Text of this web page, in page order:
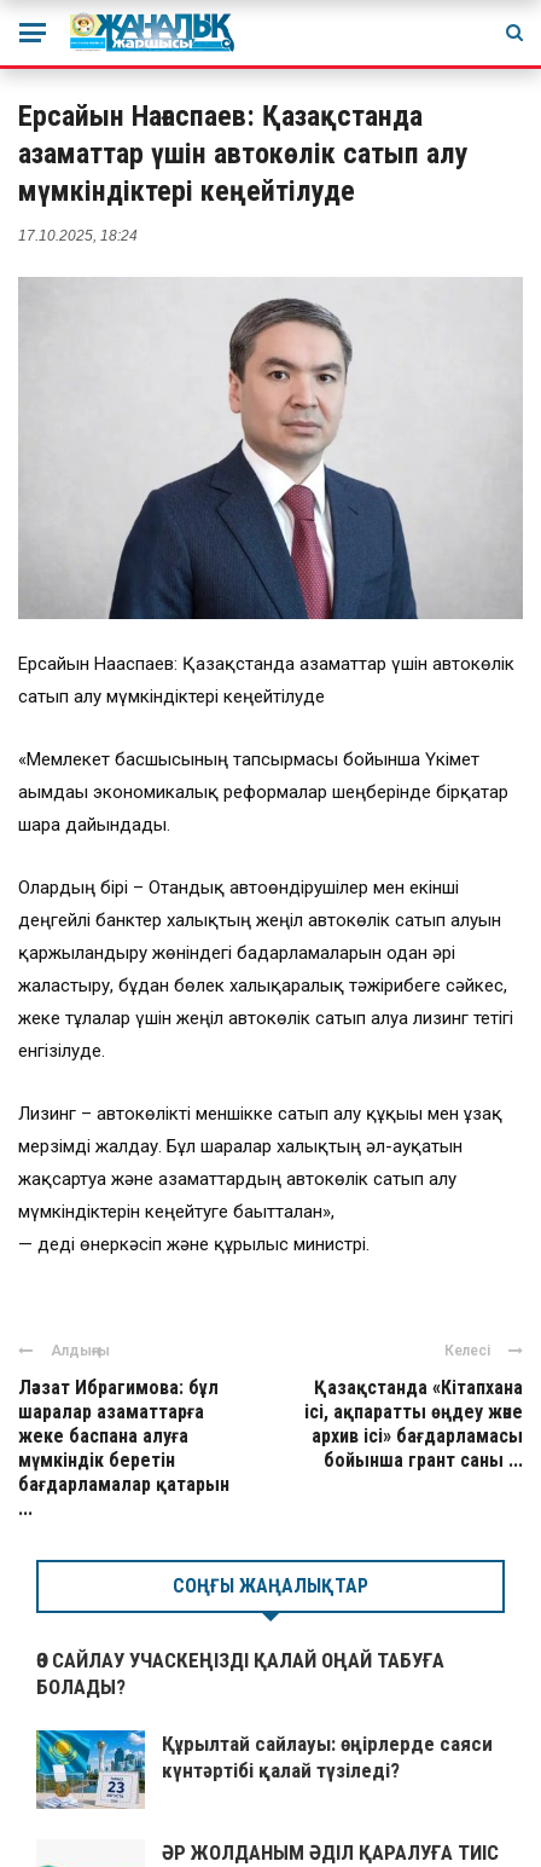
Ерсайын Нағаспаев: Қазақстанда
азаматтар үшін автокөлік сатып алу
мүмкіндіктері кеңейтілуде
17.10.2025, 18:24
Ерсайын Нағаспаев: Қазақстанда азаматтар үшін автокөлік
сатып алу мүмкіндіктері кеңейтілуде
«Мемлекет басшысының тапсырмасы бойынша Үкімет
ағымдағы экономикалық реформалар шеңберінде бірқатар
шара дайындады.
Олардың бірі – Отандық автоөндірушілер мен екінші
деңгейлі банктер халықтың жеңіл автокөлік сатып алуын
қаржыландыру жөніндегі бағдарламаларын одан әрі
жалғастыру, бұдан бөлек халықаралық тәжірибеге сәйкес,
жеке тұлғалар үшін жеңіл автокөлік сатып алуға лизинг тетігі
енгізілуде.
Лизинг – автокөлікті меншікке сатып алу құқығы мен ұзақ
мерзімді жалдау. Бұл шаралар халықтың әл-ауқатын
жақсартуға және азаматтардың автокөлік сатып алу
мүмкіндіктерін кеңейтуге бағытталған»,
— деді өнеркәсіп және құрылыс министрі.
Алдыңғы
Ләззат Ибрагимова: бұл
шаралар азаматтарға
жеке баспана алуға
мүмкіндік беретін
бағдарламалар қатарын
...
Келесі
Қазақстанда «Кітапхана
ісі, ақпаратты өңдеу және
архив ісі» бағдарламасы
бойынша грант саны ...
СОҢҒЫ ЖАҢАЛЫҚТАР
ӨЗ САЙЛАУ УЧАСКЕҢІЗДІ ҚАЛАЙ ОҢАЙ ТАБУҒА
БОЛАДЫ?
Құрылтай сайлауы: өңірлерде саяси
күнтәртібі қалай түзіледі?
ӘР ЖОЛДАНЫМ ӘДІЛ ҚАРАЛУҒА ТИІС